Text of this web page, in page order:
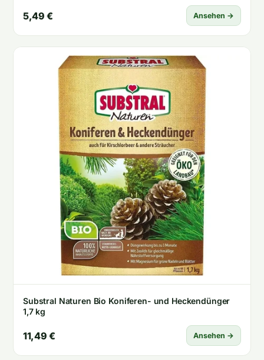
5,49 € Ansehen →
Substral Naturen Bio Koniferen- und Heckendünger
1,7 kg
11,49 € Ansehen →